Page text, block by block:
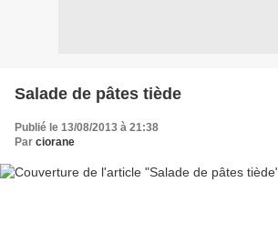
Salade de pâtes tiède
Publié le 13/08/2013 à 21:38
Par ciorane